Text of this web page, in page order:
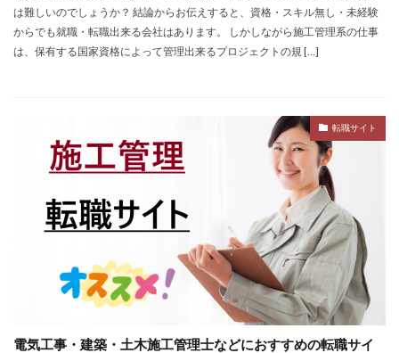
は難しいのでしょうか？ 結論からお伝えすると、資格・スキル無し・未経験
からでも就職・転職出来る会社はあります。 しかしながら施工管理系の仕事
は、保有する国家資格によって管理出来るプロジェクトの規 […]
転職サイト
電気工事・建築・土木施工管理士などにおすすめの転職サイ